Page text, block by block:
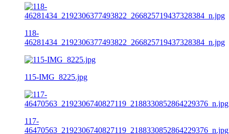
118-
46281434_2192306377493822_266825719437328384_n.jpg
115-IMG_8225.jpg
117-
46470563_2192306740827119_2188330852864229376_n.jpg